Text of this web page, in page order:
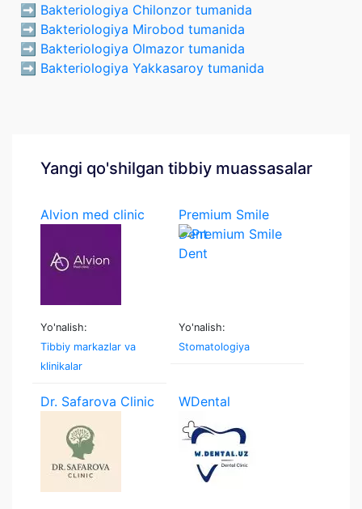
➡️ Bakteriologiya Chilonzor tumanida
➡️ Bakteriologiya Mirobod tumanida
➡️ Bakteriologiya Olmazor tumanida
➡️ Bakteriologiya Yakkasaroy tumanida
Yangi qo'shilgan tibbiy muassasalar
Alvion med clinic
Yo'nalish:
Tibbiy markazlar va
klinikalar
Premium Smile
Dent
Yo'nalish:
Stomatologiya
Dr. Safarova Clinic WDental